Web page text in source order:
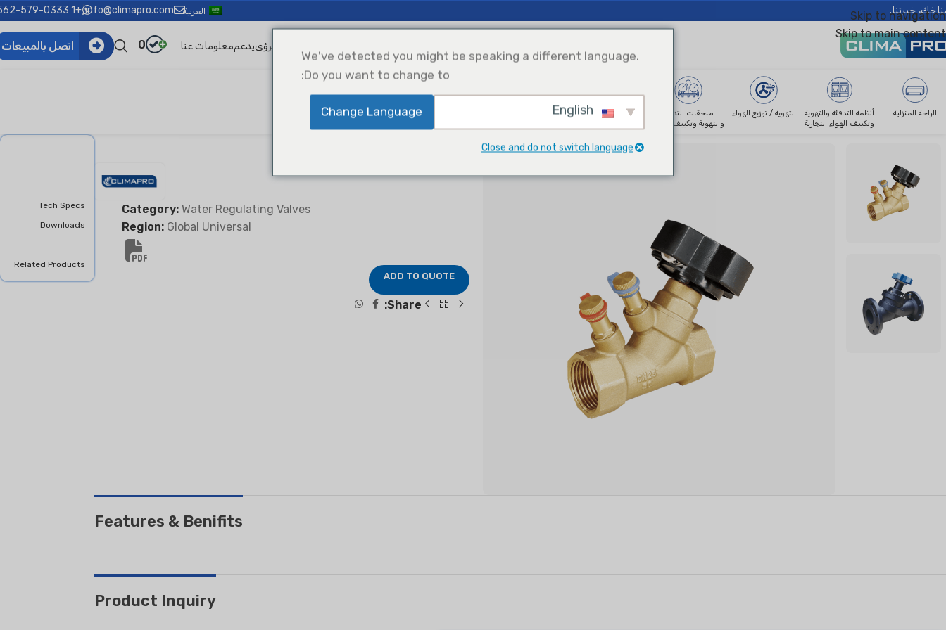
Skip to navigation
Skip to main content
خبرتنا. العربية info@climapro.com
|
+1 562-579-0333
الأخبار والرؤىيدعممعلومات عنا 0 اتصل بالمبيعات
الراحة المنزلية
أنظمة التدفئة والتهوية
وتكييف الهواء التجارية
التهوية / توزيع الهواء
ملحقات التدفئة
والتهوية وتكييف الهواء
تبريد
Solar Power
ملحقات التدفئة والتهوية وتكييف الهواء Water Regulating Valves Static Balancing Valve
Category: Water Regulating Valves
Region: Global Universal
ADD TO QUOTE
Share:
Features & Benifits
Product Inquiry
Tech Specs
Downloads
Related Products
We've detected you might be speaking a different language.
Do you want to change to:
Change Language
Close and do not switch language